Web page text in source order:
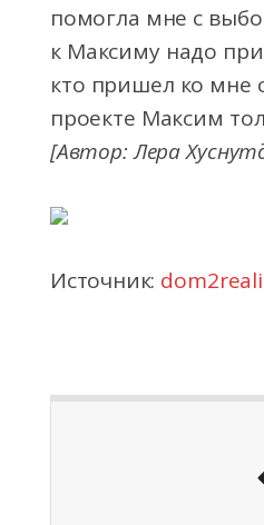
помогла мне с
к Максиму надо
кто пришел ко мне
проекте Максим
[Автор: Лера
Источник: